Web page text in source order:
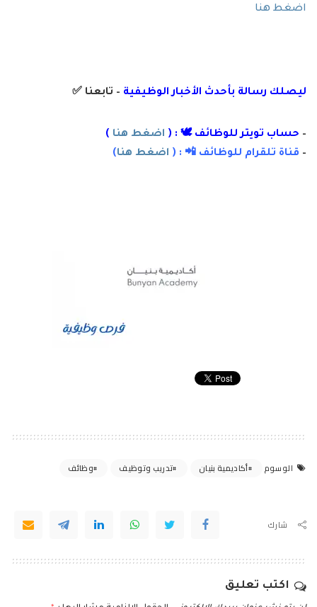
اضغط هنا
ليصلك رسالة بأحدث الأخبار الوظيفية – تابعنا ✅
– حساب تويتر للوظائف 🕊 : ( اضغط هنا )
– قناة تلقرام للوظائف 📲 : ( اضغط هنا)
الوسوم أكاديمية بنيان تدريب وتوظيف وظائف
شارك
اكتب تعليق